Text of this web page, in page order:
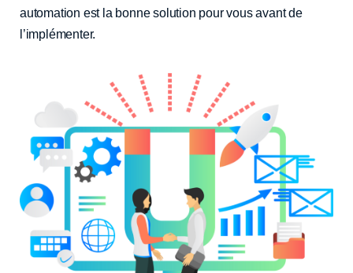
automation est la bonne solution pour vous avant de
l’implémenter.